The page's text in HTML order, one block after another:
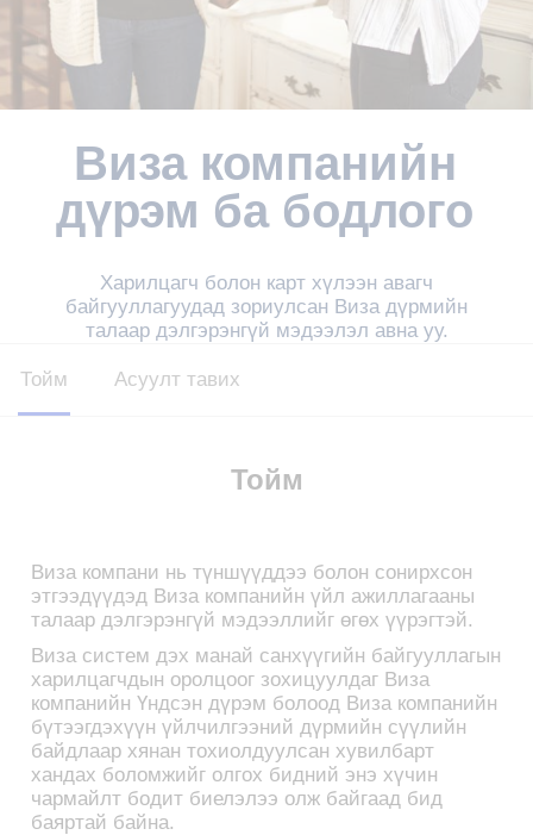
Виза компанийн
дүрэм ба бодлого
Харилцагч болон карт хүлээн авагч
байгууллагуудад зориулсан Виза дүрмийн
талаар дэлгэрэнгүй мэдээлэл авна уу.
Тойм Асуулт тавих
Тойм
Виза компани нь түншүүддээ болон сонирхсон
этгээдүүдэд Виза компанийн үйл ажиллагааны
талаар дэлгэрэнгүй мэдээллийг өгөх үүрэгтэй.
Виза систем дэх манай санхүүгийн байгууллагын
харилцагчдын оролцоог зохицуулдаг Виза
компанийн Үндсэн дүрэм болоод Виза компанийн
бүтээгдэхүүн үйлчилгээний дүрмийн сүүлийн
байдлаар хянан тохиолдуулсан хувилбарт
хандах боломжийг олгох бидний энэ хүчин
чармайлт бодит биелэлээ олж байгаад бид
баяртай байна.